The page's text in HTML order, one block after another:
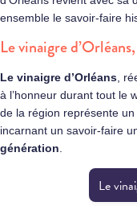
ensemble le savoir-faire
Le vinaigre
Le vinaigre d’Orléans ,
à l’honneur durant tout le
de la région représente un
incarnant un savoir-faire
génération
Le